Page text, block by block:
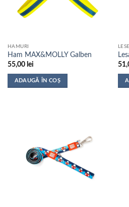
HAMURI
Ham MAX&MOLLY Galben
55,00 lei
ADAUGĂ ÎN COȘ
LESE